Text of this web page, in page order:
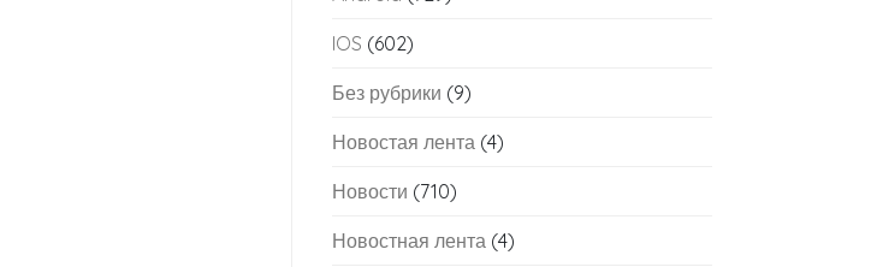
IOS (602)
Без рубрики (9)
Новостая лента (4)
Новости (710)
Новостная лента (4)